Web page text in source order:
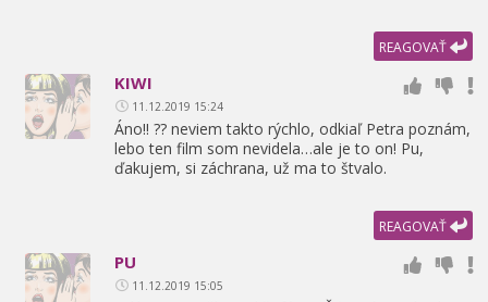
REAGOVAŤ
KIWI
11.12.2019 15:24
Áno!! ?? neviem takto rýchlo, odkiaľ Petra poznám,
lebo ten film som nevidela…ale je to on! Pu,
ďakujem, si záchrana, už ma to štvalo.
REAGOVAŤ
PU
11.12.2019 15:05